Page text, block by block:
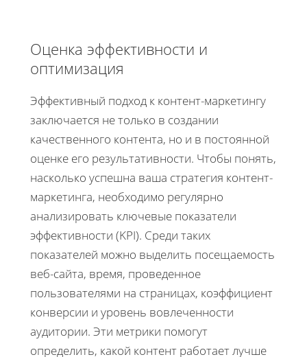
Оценка эффективности и
оптимизация
Эффективный подход к контент-маркетингу
заключается не только в создании
качественного контента, но и в постоянной
оценке его результативности. Чтобы понять,
насколько успешна ваша стратегия контент-
маркетинга, необходимо регулярно
анализировать ключевые показатели
эффективности (KPI). Среди таких
показателей можно выделить посещаемость
веб-сайта, время, проведенное
пользователями на страницах, коэффициент
конверсии и уровень вовлеченности
аудитории. Эти метрики помогут
определить, какой контент работает лучше